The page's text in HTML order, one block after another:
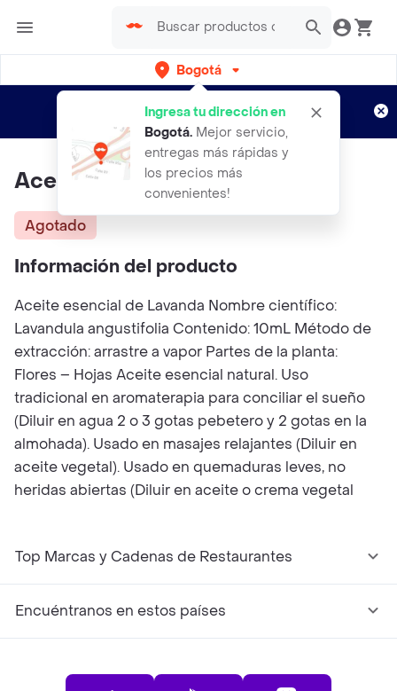
Bogotá
Ingresa tu dirección en
Bogotá. Mejor servicio,
entregas más rápidas y
los precios más
convenientes!
envíos gratis por semanas
Aplican TyC
Aceite Esencial De Menta
Agotado
Información del producto
Aceite esencial de Lavanda Nombre científico:
Lavandula angustifolia Contenido: 10mL Método de
extracción: arrastre a vapor Partes de la planta:
Flores – Hojas Aceite esencial natural. Uso
tradicional en aromaterapia para conciliar el sueño
(Diluir en agua 2 o 3 gotas pebetero y 2 gotas en la
almohada). Usado en masajes relajantes (Diluir en
aceite vegetal). Usado en quemaduras leves, no
heridas abiertas (Diluir en aceite o crema vegetal
Top Marcas y Cadenas de Restaurantes
Encuéntranos en estos países